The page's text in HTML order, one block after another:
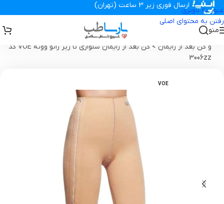
عبور به ناوبری
رفتن به محتوای اصلی
ارسال فوری زیر 3 ساعت (تهران)
منو
تجهیزات پزشکی پارساطب گن بعد از جراحی ، سوتین ، پروتز
گن لاغری
و گن بعد از زایمان >
گن بعد از زایمان شلواری تا زیر زانو ووئه VOE کد
3006zz
VOE